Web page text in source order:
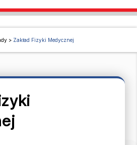
> Zakład Fizyki Medycznej